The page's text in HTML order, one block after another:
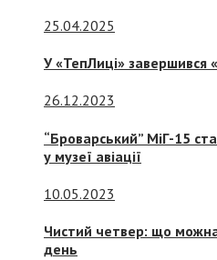
25.04.2025
У «ТепЛиці» завершився
26.12.2023
“Броварський” МіГ-15
у музеї авіації
10.05.2023
Чистий четвер: що
день